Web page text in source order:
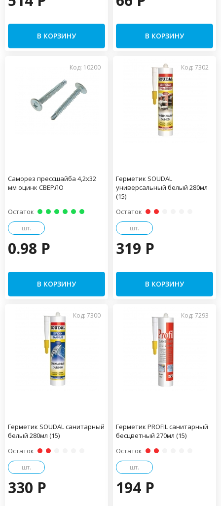
В КОРЗИНУ В КОРЗИНУ
Код: 10200
Саморез прессшайба 4,2х32
мм оцинк СВЕРЛО
Остаток
шт.
0.98 P
В КОРЗИНУ
Код: 7302
Герметик SOUDAL
универсальный белый 280мл
(15)
Остаток
шт.
319 P
В КОРЗИНУ
Код: 7300
Герметик SOUDAL санитарный
белый 280мл (15)
Остаток
шт.
330 P
Код: 7293
Герметик PROFIL санитарный
бесцветный 270мл (15)
Остаток
шт.
194 P